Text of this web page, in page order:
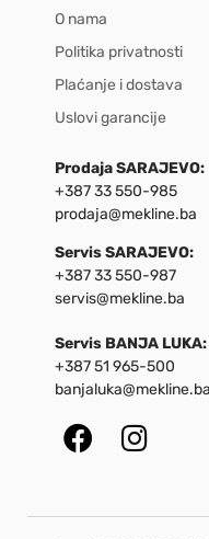
O nama
Politika privatnosti
Plaćanje i dostava
Uslovi garancije
Prodaja SARAJEVO:
+387 33 550-985
prodaja@mekline.ba
Servis SARAJEVO:
+387 33 550-987
servis@mekline.ba
Servis BANJA LUKA:
+387 51 965-500
banjaluka@mekline.ba